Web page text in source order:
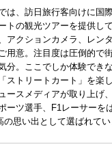
は、訪日旅行客向けに国
トの観光ツアーを提供し
アクションカメラ、レン
用意。注目度は圧倒的で
分。ここでしか体験でき
ストリートカート」を楽
ースメディアが取り上げ
ーツ選手、F1レーサーを
思い出として選ばれてい